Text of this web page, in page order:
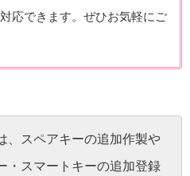
応できます。ぜひお気軽にご
、スペアキーの追加作製や
・スマートキーの追加登録